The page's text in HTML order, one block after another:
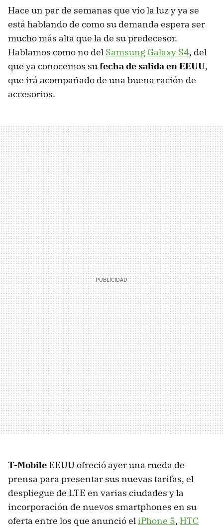
Hace un par de semanas que vio la luz y ya se
está hablando de como su demanda espera ser
mucho más alta que la de su predecesor.
Hablamos como no del Samsung Galaxy S4, del
que ya conocemos sufecha de salida en EEUU,
que irá acompañado de una buena ración de
accesorios.
T-Mobile EEUUofreció ayer una rueda de
prensa para presentar sus nuevas tarifas, el
despliegue de LTE en varias ciudades y la
incorporación de nuevos smartphones en su
oferta entre los que anunció el iPhone 5, HTC